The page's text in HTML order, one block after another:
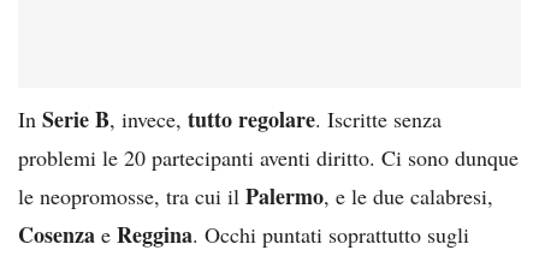
In Serie B, invece, tutto regolare. Iscritte senza
problemi le 20 partecipanti aventi diritto. Ci sono dunque
le neopromosse, tra cui il Palermo, e le due calabresi,
Cosenza e Reggina. Occhi puntati soprattutto sugli